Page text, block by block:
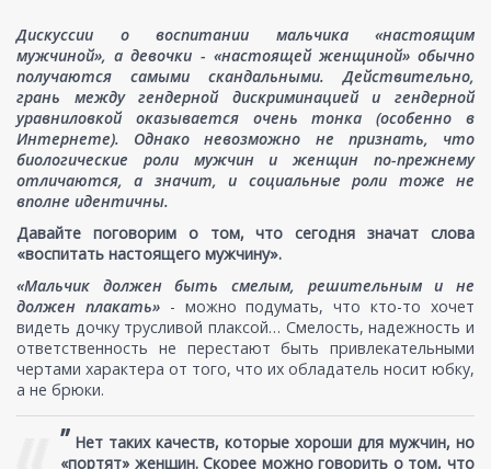
Дискуссии о воспитании мальчика «настоящим
мужчиной», а девочки - «настоящей женщиной» обычно
получаются самыми скандальными. Действительно,
грань между гендерной дискриминацией и гендерной
уравниловкой оказывается очень тонка (особенно в
Интернете). Однако невозможно не признать, что
биологические роли мужчин и женщин по-прежнему
отличаются, а значит, и социальные роли тоже не
вполне идентичны.
Давайте поговорим о том, что сегодня значат слова
«воспитать настоящего мужчину».
«Мальчик должен быть смелым, решительным и не
должен плакать»- можно подумать, что кто-то хочет
видеть дочку трусливой плаксой… Смелость, надежность и
ответственность не перестают быть привлекательными
чертами характера от того, что их обладатель носит юбку,
а не брюки.
” Нет таких качеств, которые хороши для мужчин, но
«портят» женщин. Скорее можно говорить о том, что